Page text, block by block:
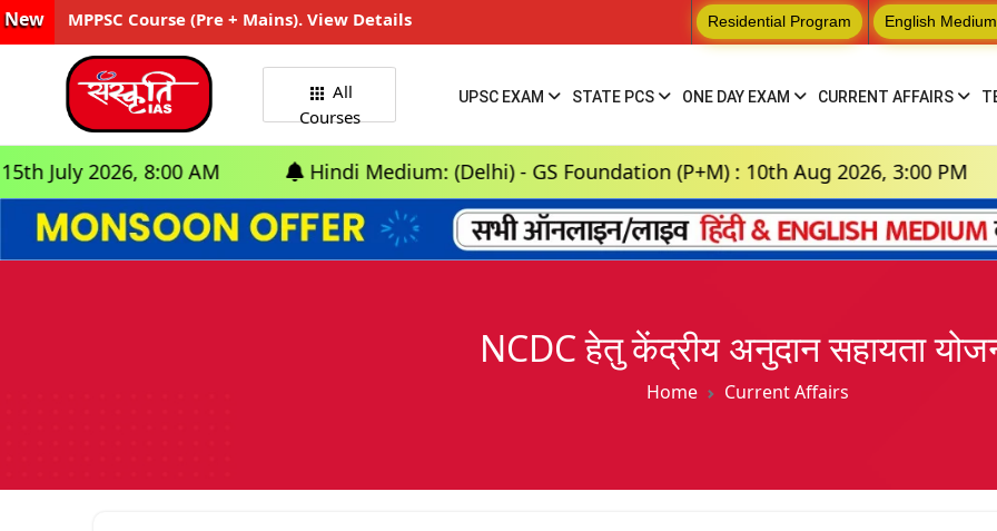
New MPPSC Course (Pre + Mains). View Details Residential Program English
All
Courses
UPSC EXAM STATE PCS ONE DAY EXAM CURRENT AFFAIRS
8:00 AM Hindi Medium: (Delhi) - GS Foundation (P+M) : 10th Aug 2026, 3:00 PM Hindi
NCDC हेतु केंद्रीय अनुदान सहायता
Home Current Affairs